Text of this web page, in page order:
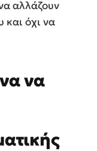
αλλάζουν
και όχι να
να